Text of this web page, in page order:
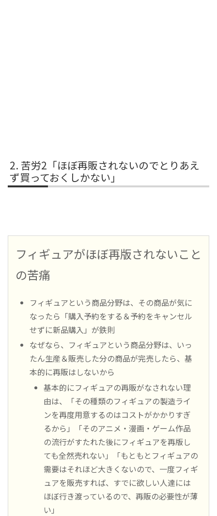
苦労2「ほぼ再販されないのでとりあえ
ず買っておくしかない」
フィギュアがほぼ再版されないこと
の苦痛
フィギュアという商品分野は、その商品が気に
なったら「購入予約をする＆予約をキャンセル
せずに新品購入」が鉄則
なぜなら、フィギュアという商品分野は、いっ
たん生産＆販売した分の商品が完売したら、基
本的に再販はしないから
基本的にフィギュアの再販がなされない理
由は、「その種類のフィギュアの製造ライ
ンを再度用意するのはコストがかかりすぎ
るから」「そのアニメ・漫画・ゲーム作品
の流行がすたれた後にフィギュアを再版し
ても全然売れない」「もともとフィギュアの
需要はそれほど大きくないので、一度フィギ
ュアを販売すれば、すでに欲しい人達には
ほぼ行き渡っているので、再販の必要性が薄
い」